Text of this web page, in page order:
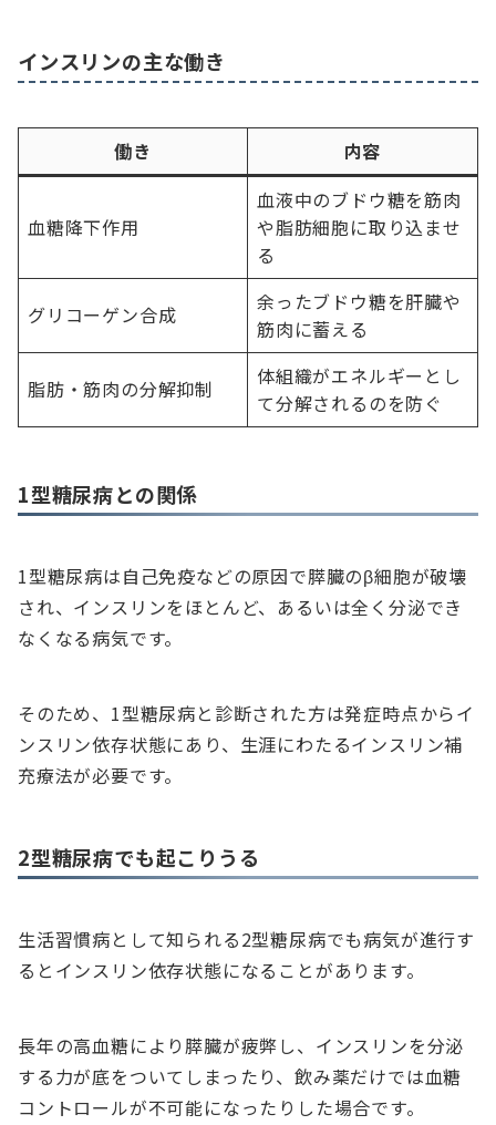
インスリンの主な働き
働き 内容
血糖降下作用
血液中のブドウ糖を筋肉
や脂肪細胞に取り込ませ
る
グリコーゲン合成
余ったブドウ糖を肝臓や
筋肉に蓄える
脂肪・筋肉の分解抑制
体組織がエネルギーとし
て分解されるのを防ぐ
1型糖尿病との関係
1型糖尿病は自己免疫などの原因で膵臓のβ細胞が破壊
され、インスリンをほとんど、あるいは全く分泌でき
なくなる病気です。
そのため、1型糖尿病と診断された方は発症時点からイ
ンスリン依存状態にあり、生涯にわたるインスリン補
充療法が必要です。
2型糖尿病でも起こりうる
生活習慣病として知られる2型糖尿病でも病気が進行す
るとインスリン依存状態になることがあります。
長年の高血糖により膵臓が疲弊し、インスリンを分泌
する力が底をついてしまったり、飲み薬だけでは血糖
コントロールが不可能になったりした場合です。